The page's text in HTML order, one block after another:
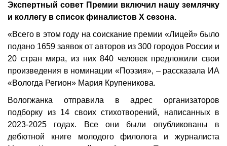
Экспертный совет Премии включил нашу землячку
и коллегу в список финалистов X сезона.
«Всего в этом году на соискание премии «Лицей» было
подано 1659 заявок от авторов из 300 городов России и
20 стран мира, из них 840 человек предложили свои
произведения в номинации «Поэзия», – рассказала ИА
«Вологда Регион» Мария Крупеникова.
Вологжанка отправила в адрес организаторов
подборку из 14 своих стихотворений, написанных в
2023-2025 годах. Все они были опубликованы в
дебютной книге молодого филолога и журналиста